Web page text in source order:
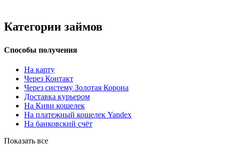
Категории займов
Способы получения
На карту
Через Контакт
Через систему Золотая Корона
Доставка курьером
На Киви кошелек
На платежный кошелек Yandex
На банковский счёт
Показать все